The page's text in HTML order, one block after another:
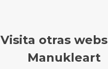
Visita otras
Manukleart